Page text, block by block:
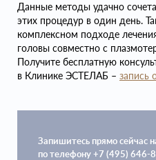
Данные методы удачно
этих процедур в один день.
комплексном подходе
головы совместно с
Получите бесплатную
в Клинике ЭСТЕЛАБ – запись
Запишитесь прямо сейчас
по телефону +7 (495) 646-